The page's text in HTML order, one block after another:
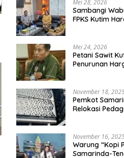
Warung “Kopi Pangku” di Jalur
Samarinda-Tenggarong
Mei 28, 2026
Sambangi
FPKS Kutim
Mei 24, 2026
Petani Sawit
Penurunan
November 18,
Pemkot
Relokasi
November 16,
Warung “Kopi
Samarinda-